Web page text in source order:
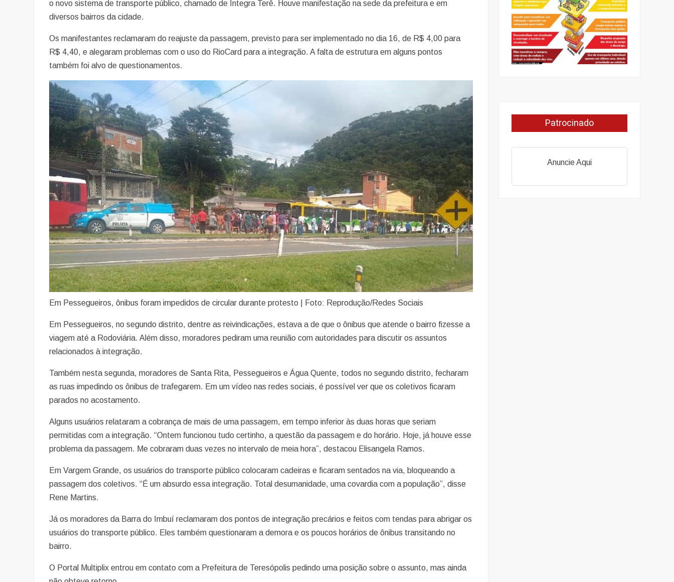
o novo sistema de transporte público, chamado de Integra Terê. Houve manifestação na sede da prefeitura e em
diversos bairros da cidade.
Os manifestantes reclamaram do reajuste da passagem, previsto para ser implementado no dia 16, de R$ 4,00 para
R$ 4,40, e alegaram problemas com o uso do RioCard para a integração. A falta de estrutura em alguns pontos
também foi alvo de questionamentos.
Em Pessegueiros, ônibus foram impedidos de circular durante protesto | Foto: Reprodução/Redes Sociais
Em Pessegueiros, no segundo distrito, dentre as reivindicações, estava a de que o ônibus que atende o bairro fizesse a
viagem até a Rodoviária. Além disso, moradores pediram uma reunião com autoridades para discutir os assuntos
relacionados à integração.
Também nesta segunda, moradores de Santa Rita, Pessegueiros e Água Quente, todos no segundo distrito, fecharam
as ruas impedindo os ônibus de trafegarem. Em um vídeo nas redes sociais, é possível ver que os coletivos ficaram
parados no acostamento.
Alguns usuários relataram a cobrança de mais de uma passagem, em tempo inferior às duas horas que seriam
permitidas com a integração. “Ontem funcionou tudo certinho, a questão da passagem e do horário. Hoje, já houve esse
problema da passagem. Me cobraram duas vezes no intervalo de meia hora”, destacou Elisangela Ramos.
Em Vargem Grande, os usuários do transporte público colocaram cadeiras e ficaram sentados na via, bloqueando a
passagem dos coletivos. “É um absurdo essa integração. Total desumanidade, uma covardia com a população”, disse
Rene Martins.
Já os moradores da Barra do Imbuí reclamaram dos pontos de integração precários e feitos com tendas para abrigar os
usuários do transporte público. Eles também questionaram a demora e os poucos horários de ônibus transitando no
bairro.
O Portal Multiplix entrou em contato com a Prefeitura de Teresópolis pedindo uma posição sobre o assunto, mas ainda
Patrocinado
Anuncie Aqui